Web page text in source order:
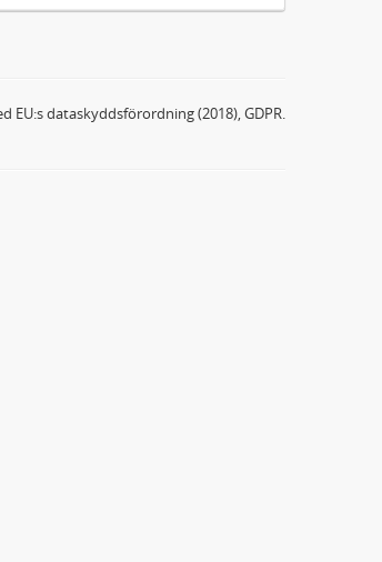
dataskyddsförordning (2018), GDPR.